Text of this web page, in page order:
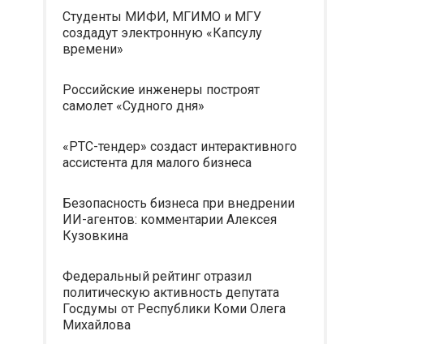
Студенты МИФИ, МГИМО и МГУ
создадут электронную «Капсулу
времени»
Российские инженеры построят
самолет «Судного дня»
«РТС-тендер» создаст интерактивного
ассистента для малого бизнеса
Безопасность бизнеса при внедрении
ИИ-агентов: комментарии Алексея
Кузовкина
Федеральный рейтинг отразил
политическую активность депутата
Госдумы от Республики Коми Олега
Михайлова